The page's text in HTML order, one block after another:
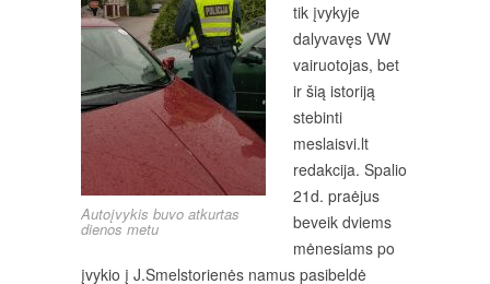
Autoįvykis buvo atkurtas
dienos metu
tik įvykyje
dalyvavęs VW
vairuotojas, bet
ir šią istoriją
stebinti
meslaisvi.lt
redakcija. Spalio
21d. praėjus
beveik dviems
mėnesiams po
įvykio į J.Smelstorienės namus pasibeldė